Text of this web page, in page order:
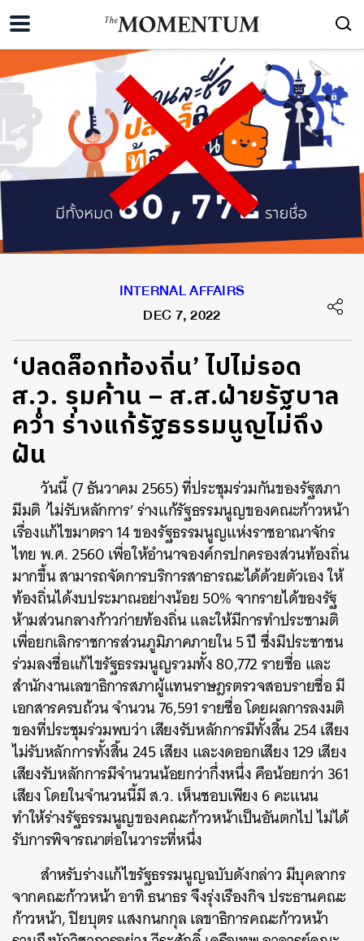
INTERNAL AFFAIRS
DEC 7, 2022
‘ปลดล็อกท้องถิ่น’ ไปไม่รอด
ส.ว. รุมค้าน – ส.ส.ฝ่ายรัฐบาล
คว่ำ ร่างแก้รัฐธรรมนูญไม่ถึง
ฝัน
วันนี้ (7 ธันวาคม 2565) ที่ประชุมร่วมกันของรัฐสภา
มีมติ ‘ไม่รับหลักการ’ ร่างแก้รัฐธรรมนูญของคณะก้าวหน้า
เรื่องแก้ไขมาตรา 14 ของรัฐธรรมนูญแห่งราชอาณาจักร
ไทย พ.ศ. 2560 เพื่อให้อำนาจองค์กรปกครองส่วนท้องถิ่น
มากขึ้น สามารถจัดการบริการสาธารณะได้ด้วยตัวเอง ให้
ท้องถิ่นได้งบประมาณอย่างน้อย 50% จากรายได้ของรัฐ
ห้ามส่วนกลางก้าวก่ายท้องถิ่น และให้มีการทำประชามติ
เพื่อยกเลิกราชการส่วนภูมิภาคภายใน 5 ปี ซึ่งมีประชาชน
ร่วมลงชื่อแก้ไขรัฐธรรมนูญรวมทั้ง 80,772 รายชื่อ และ
สำนักงานเลขาธิการสภาผู้แทนราษฎรตรวจสอบรายชื่อ มี
เอกสารครบถ้วน จำนวน 76,591 รายชื่อ โดยผลการลงมติ
ของที่ประชุมร่วมพบว่า เสียงรับหลักการมีทั้งสิ้น 254 เสียง
ไม่รับหลักการทั้งสิ้น 245 เสียง และงดออกเสียง 129 เสียง
เสียงรับหลักการมีจำนวนน้อยกว่ากึ่งหนึ่ง คือน้อยกว่า 361
เสียง โดยในจำนวนนี้มี ส.ว. เห็นชอบเพียง 6 คะแนน
ทำให้ร่างรัฐธรรมนูญของคณะก้าวหน้าเป็นอันตกไป ไม่ได้
รับการพิจารณาต่อในวาระที่หนึ่ง
สำหรับร่างแก้ไขรัฐธรรมนูญฉบับดังกล่าว มีบุคลากร
จากคณะก้าวหน้า อาทิ ธนาธร จึงรุ่งเรืองกิจ ประธานคณะ
ก้าวหน้า, ปิยบุตร แสงกนกกุล เลขาธิการคณะก้าวหน้า